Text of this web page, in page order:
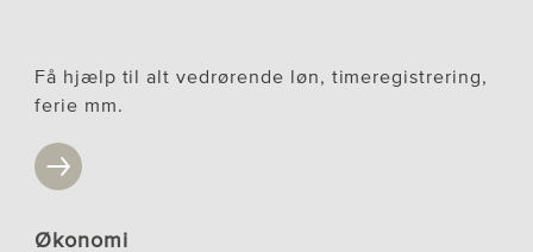
Få hjælp til alt vedrørende løn, timeregistrering,
ferie mm.
Økonomi